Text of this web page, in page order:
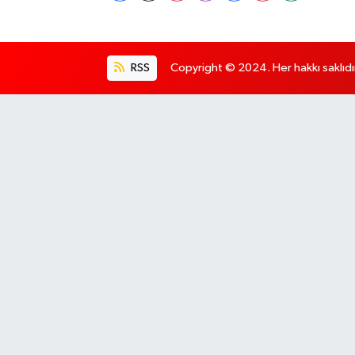
RSS Copyright © 2024. Her hakkı